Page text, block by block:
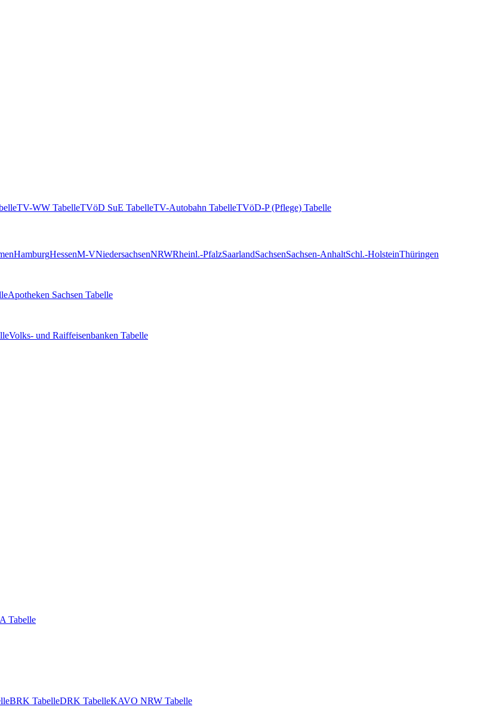
TV-WW TabelleTVöD SuE TabelleTV-Autobahn TabelleTVöD-P (Pflege) Tabelle
HamburgHessenM-VNiedersachsenNRWRheinl.-PfalzSaarlandSachsenSachsen-AnhaltSchl.-HolsteinThüringen
Apotheken Sachsen Tabelle
Volks- und Raiffeisenbanken Tabelle
Tabelle
BRK TabelleDRK TabelleKAVO NRW Tabelle